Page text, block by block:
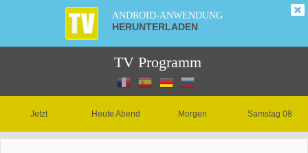
ANDROID-ANWENDUNG
HERUNTERLADEN
TV Programm
Jetzt Heute Abend Morgen Samstag 08